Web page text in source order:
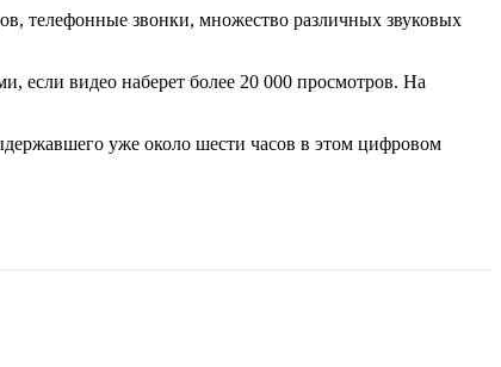
телефонные звонки, множество различных звуковых
если видео наберет более 20 000 просмотров. На
уже около шести часов в этом цифровом